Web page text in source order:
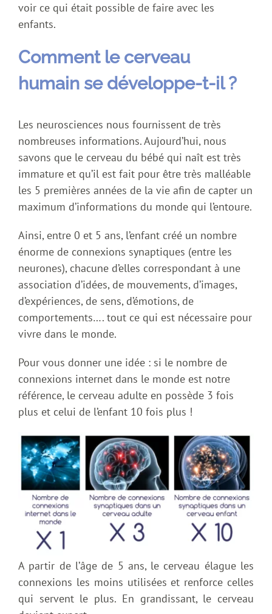
voir ce qui était possible de faire avec les
enfants.
Comment le cerveau
humain se développe-t-il ?
Les neurosciences nous fournissent de très
nombreuses informations. Aujourd’hui, nous
savons que le cerveau du bébé qui naît est très
immature et qu’il est fait pour être très malléable
les 5 premières années de la vie afin de capter un
maximum d’informations du monde qui l’entoure.
Ainsi, entre 0 et 5 ans, l’enfant créé un nombre
énorme de connexions synaptiques (entre les
neurones), chacune d’elles correspondant à une
association d’idées, de mouvements, d’images,
d’expériences, de sens, d’émotions, de
comportements…. tout ce qui est nécessaire pour
vivre dans le monde.
Pour vous donner une idée : si le nombre de
connexions internet dans le monde est notre
référence, le cerveau adulte en possède 3 fois
plus et celui de l’enfant 10 fois plus !
A partir de l’âge de 5 ans, le cerveau élague les
connexions les moins utilisées et renforce celles
qui servent le plus. En grandissant, le cerveau